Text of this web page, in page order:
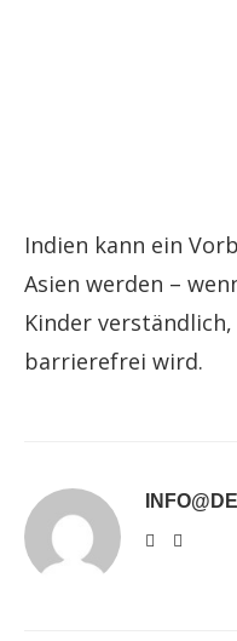
Indien kann ein
Asien werden –
Kinder
barrierefrei wird.